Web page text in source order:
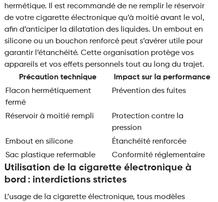
hermétique. Il est recommandé de ne remplir le réservoir
de votre cigarette électronique qu’à moitié avant le vol,
afin d’anticiper la dilatation des liquides. Un embout en
silicone ou un bouchon renforcé peut s’avérer utile pour
garantir l’étanchéité. Cette organisation protège vos
appareils et vos effets personnels tout au long du trajet.
Précaution technique
Impact sur la performance
Flacon hermétiquement
fermé
Prévention des fuites
Réservoir à moitié rempli
Protection contre la
pression
Embout en silicone
Étanchéité renforcée
Sac plastique refermable
Conformité réglementaire
Utilisation de la cigarette électronique à
bord : interdictions strictes
L’usage de la cigarette électronique, tous modèles